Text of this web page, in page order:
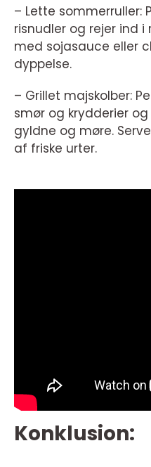
– Lette sommerruller:
risnudler og rejer ind i
med sojasauce eller
dyppelse.
– Grillet majskolber:
smør og krydderier
gyldne og møre.
af friske urter.
Konklusion: